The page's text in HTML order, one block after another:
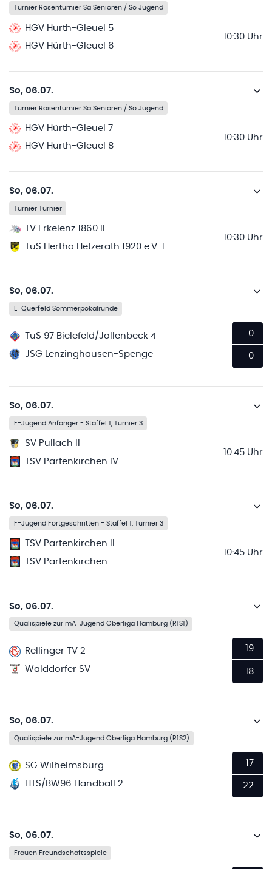
Turnier Rasenturnier Sa Senioren / So Jugend
HGV Hürth-Gleuel 5
HGV Hürth-Gleuel 6
10:30 Uhr
So, 06.07.
Turnier Rasenturnier Sa Senioren / So Jugend
HGV Hürth-Gleuel 7
HGV Hürth-Gleuel 8
10:30 Uhr
So, 06.07.
Turnier Turnier
TV Erkelenz 1860 II
TuS Hertha Hetzerath 1920 e.V. 1
10:30 Uhr
So, 06.07.
E-Querfeld Sommerpokalrunde
TuS 97 Bielefeld/Jöllenbeck 4
JSG Lenzinghausen-Spenge
0
0
So, 06.07.
F-Jugend Anfänger - Staffel 1, Turnier 3
SV Pullach II
TSV Partenkirchen IV
10:45 Uhr
So, 06.07.
F-Jugend Fortgeschritten - Staffel 1, Turnier 3
TSV Partenkirchen II
TSV Partenkirchen
10:45 Uhr
So, 06.07.
Qualispiele zur mA-Jugend Oberliga Hamburg (R1S1)
Rellinger TV 2
Walddörfer SV
19
18
So, 06.07.
Qualispiele zur mA-Jugend Oberliga Hamburg (R1S2)
SG Wilhelmsburg
HTS/BW96 Handball 2
17
22
So, 06.07.
Frauen Freundschaftsspiele